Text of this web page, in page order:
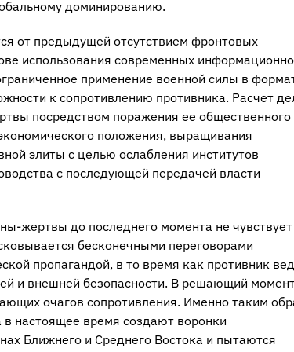
доминированию.
от предыдущей отсутствием фронтовых
использования современных
применение военной силы в
к сопротивлению противника. Расчет
посредством поражения ее общественного
положения, выращивания
элиты с целью ослабления институтов
с последующей передачей власти
жертвы до последнего момента не чувствует
бесконечными переговорами
пропагандой, в то время как противник
и внешней безопасности. В решающий
очагов сопротивления. Именно таким
настоящее время создают воронки
Ближнего и Среднего Востока и пытаются